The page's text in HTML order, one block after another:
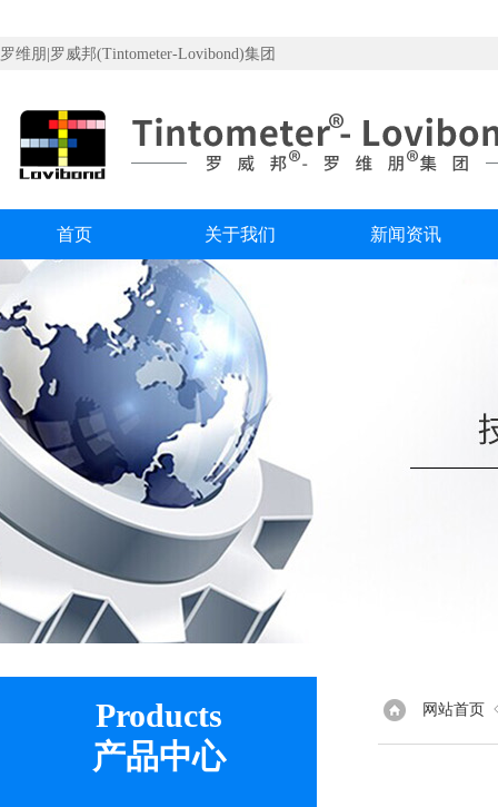
罗维朋|罗威邦(Tintometer-Lovibond)集团
首页 关于我们 新闻资讯
Products
产品中心
网站首页